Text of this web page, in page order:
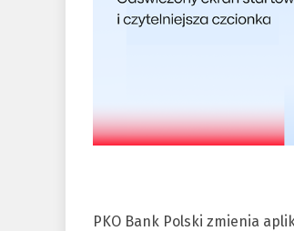
PKO Bank Polski zmienia